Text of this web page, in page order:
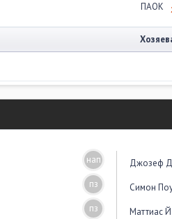
ПАОК
нап Джозеф
пз Симон
пз Маттиас